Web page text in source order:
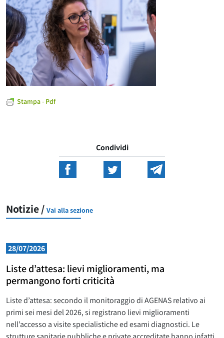
Stampa - Pdf
Condividi
Notizie / Vai alla sezione
28/07/2026
Liste d’attesa: lievi miglioramenti, ma
permangono forti criticità
Liste d’attesa: secondo il monitoraggio di AGENAS relativo ai
primi sei mesi del 2026, si registrano lievi miglioramenti
nell’accesso a visite specialistiche ed esami diagnostici. Le